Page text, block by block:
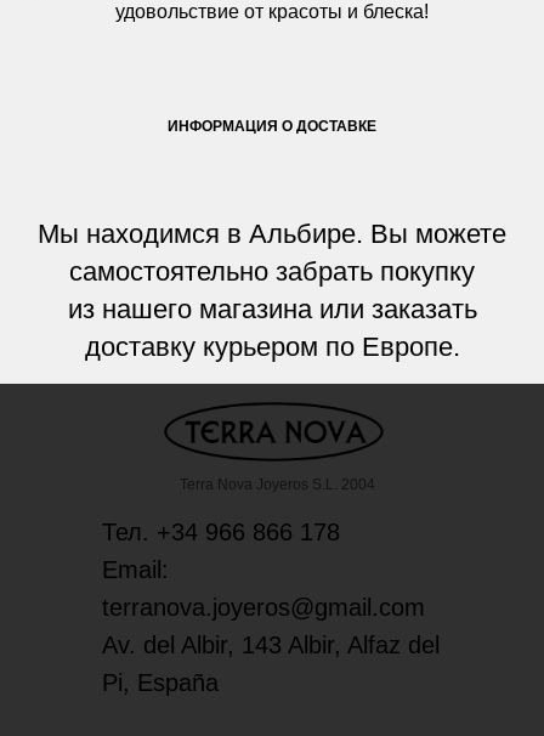
удовольствие от красоты и блеска!
ИНФОРМАЦИЯ О ДОСТАВКЕ
Мы находимся в Альбире. Вы можете
самостоятельно забрать покупку
из нашего магазина или заказать
доставку курьером по Европе.
Terra Nova Joyeros S.L. 2004
Тел. +34 966 866 178
Email:
terranova.joyeros@gmail.com
Av. del Albir, 143 Albir, Alfaz del
Pi, España